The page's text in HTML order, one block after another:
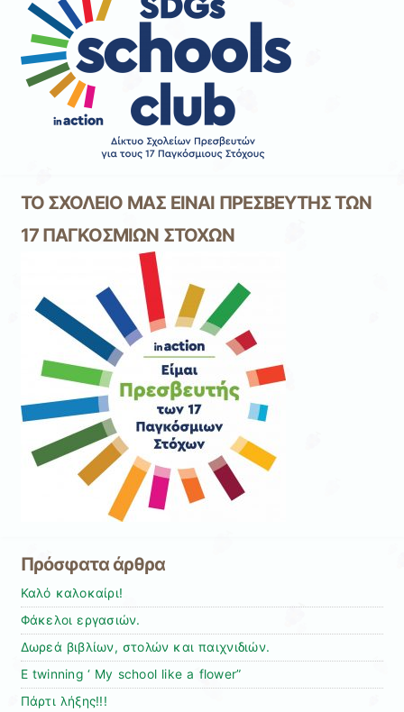
ΤΟ ΣΧΟΛΕΙΟ ΜΑΣ ΕΙΝΑΙ ΠΡΕΣΒΕΥΤΗΣ ΤΩΝ
17 ΠΑΓΚΟΣΜΙΩΝ ΣΤΟΧΩΝ
Πρόσφατα άρθρα
Καλό καλοκαίρι!
Φάκελοι εργασιών.
Δωρεά βιβλίων, στολών και παιχνιδιών.
E twinning ‘ My school like a flower”
Πάρτι λήξης!!!